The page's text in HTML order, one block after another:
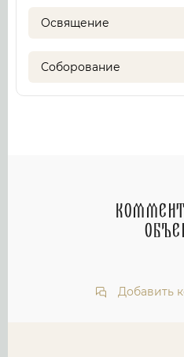
Освящение
Соборование
Добавить